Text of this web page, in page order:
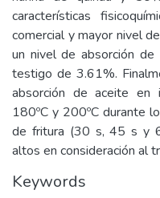
características
comercial y mayor nivel
un nivel de absorción
testigo de 3.61%.
absorción de aceite en
180ºC y 200ºC durante
de fritura (30 s, 45 s y
altos en consideración al
Keywords